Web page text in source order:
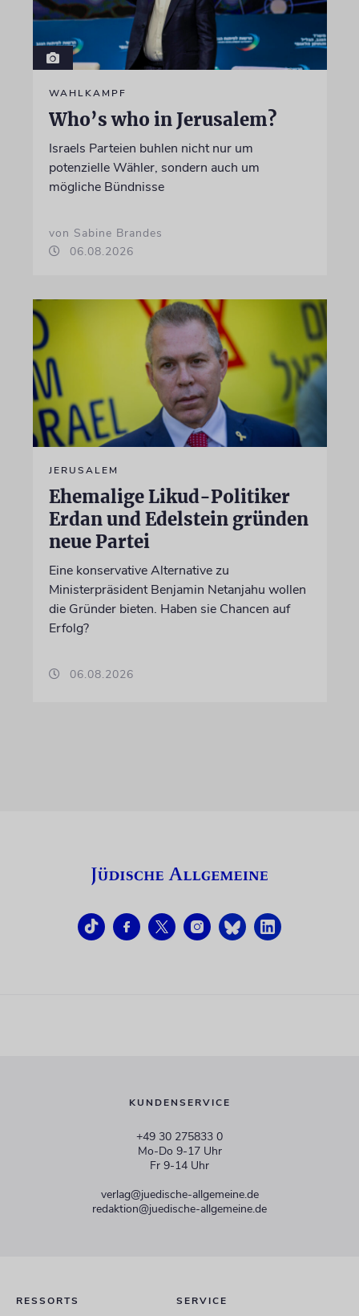
WAHLKAMPF
Who’s who in Jerusalem?
Israels Parteien buhlen nicht nur um
potenzielle Wähler, sondern auch um
mögliche Bündnisse
von Sabine Brandes
06.08.2026
JERUSALEM
Ehemalige Likud-Politiker
Erdan und Edelstein gründen
neue Partei
Eine konservative Alternative zu
Ministerpräsident Benjamin Netanjahu wollen
die Gründer bieten. Haben sie Chancen auf
Erfolg?
06.08.2026
KUNDENSERVICE
+49 30 275833 0
Mo-Do 9-17 Uhr
Fr 9-14 Uhr
verlag@juedische-allgemeine.de
redaktion@juedische-allgemeine.de
RESSORTS SERVICE